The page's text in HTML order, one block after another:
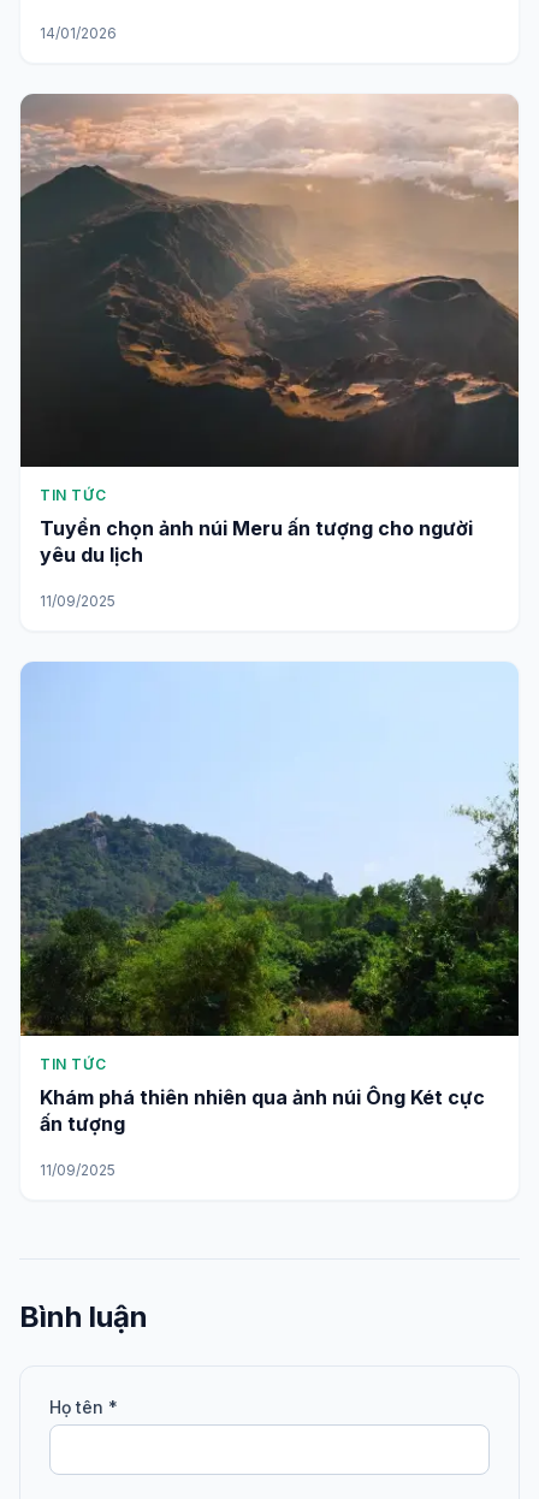
14/01/2026
TIN TỨC
Tuyển chọn ảnh núi Meru ấn tượng cho người
yêu du lịch
11/09/2025
TIN TỨC
Khám phá thiên nhiên qua ảnh núi Ông Két cực
ấn tượng
11/09/2025
Bình luận
Họ tên *